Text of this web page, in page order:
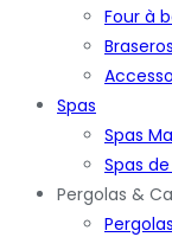
Four à
Spas
Spas
Spas
Pergolas &